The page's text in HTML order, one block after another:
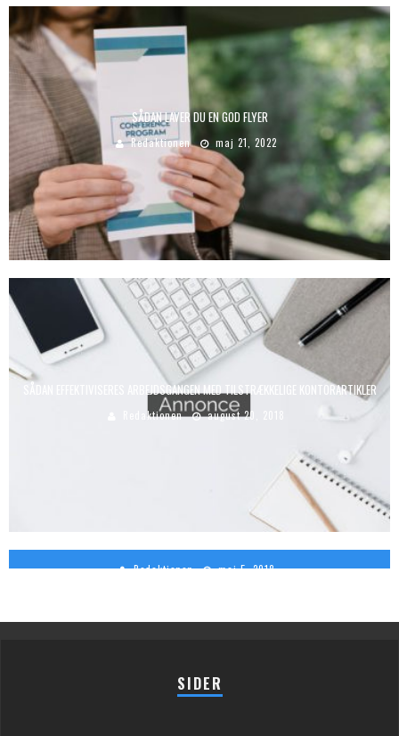
SÅDAN LAVER DU EN GOD FLYER
Redaktionen maj 21, 2022
SÅDAN EFFEKTIVISERES ARBEJDSGANGEN MED TILSTRÆKKELIGE KONTORARTIKLER
Redaktionen august 20, 2018
Redaktionen maj 5, 2018
SIDER